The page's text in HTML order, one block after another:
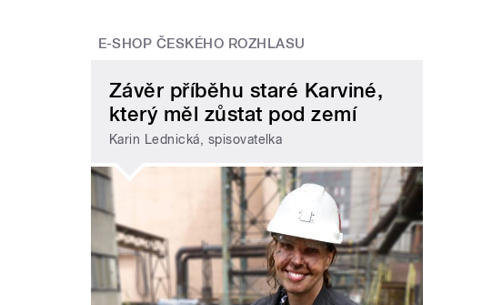
E-SHOP ČESKÉHO ROZHLASU
Závěr příběhu staré Karviné,
který měl zůstat pod zemí
Karin Lednická, spisovatelka